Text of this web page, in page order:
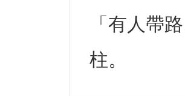
「有人帶
柱。